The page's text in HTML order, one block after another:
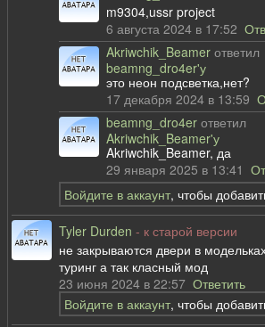
m9304,ussr project
6 августа 2024 в 17:52
Akriwchik_Beamer ответил
beamng_dro4er'у
это неон подсветка,нет?
17 декабря 2024 в 13:59
beamng_dro4er ответил
Akriwchik_Beamer'у
Akriwchik_Beamer, да
29 января 2025 в 13:41
Войдите в аккаунт, чтобы
Tyler Durden - к старой версии
не закрываются двери в
туринг а так класный мод
23 июня 2024 в 22:57Ответить
Войдите в аккаунт, чтобы